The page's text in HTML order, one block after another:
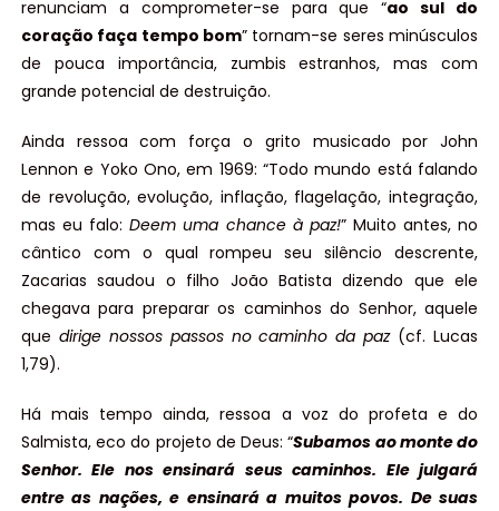
renunciam a comprometer-se para que “ao sul do
coração faça tempo bom” tornam-se seres minúsculos
de pouca importância, zumbis estranhos, mas com
grande potencial de destruição.
Ainda ressoa com força o grito musicado por John
Lennon e Yoko Ono, em 1969: “Todo mundo está falando
de revolução, evolução, inflação, flagelação, integração,
mas eu falo:Deem uma chance à paz!” Muito antes, no
cântico com o qual rompeu seu silêncio descrente,
Zacarias saudou o filho João Batista dizendo que ele
chegava para preparar os caminhos do Senhor, aquele
que dirige nossos passos no caminho da paz(cf. Lucas
1,79).
Há mais tempo ainda, ressoa a voz do profeta e do
Salmista, eco do projeto de Deus: “Subamos ao monte do
Senhor. Ele nos ensinará seus caminhos. Ele julgará
entre as nações, e ensinará a muitos povos. De suas